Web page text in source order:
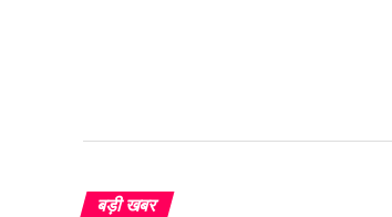
बड़ी खबर